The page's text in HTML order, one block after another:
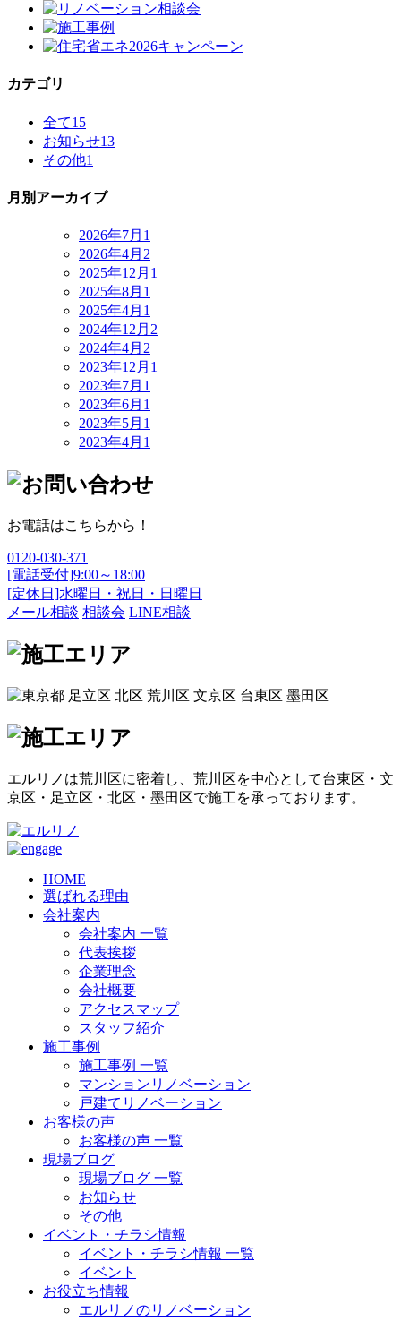
カテゴリ
全て15
お知らせ13
その他1
月別アーカイブ
2026年7月 1
2026年4月 2
2025年12月 1
2025年8月 1
2025年4月 1
2024年12月 2
2024年4月 2
2023年12月 1
2023年7月 1
2023年6月 1
2023年5月 1
2023年4月 1
お電話はこちらから！
0120-030-371
[電話受付]9:00～18:00
[定休日]水曜日・祝日・日曜日
メール相談 相談会 LINE相談
エルリノは荒川区に密着し、荒川区を中心として台東区・文
京区・足立区・北区・墨田区で施工を承っております。
HOME
選ばれる理由
会社案内
会社案内 一覧
代表挨拶
企業理念
会社概要
アクセスマップ
スタッフ紹介
施工事例
施工事例 一覧
マンションリノベーション
戸建てリノベーション
お客様の声
お客様の声 一覧
現場ブログ
現場ブログ 一覧
お知らせ
その他
イベント・チラシ情報
イベント・チラシ情報 一覧
イベント
お役立ち情報
エルリノのリノベーション